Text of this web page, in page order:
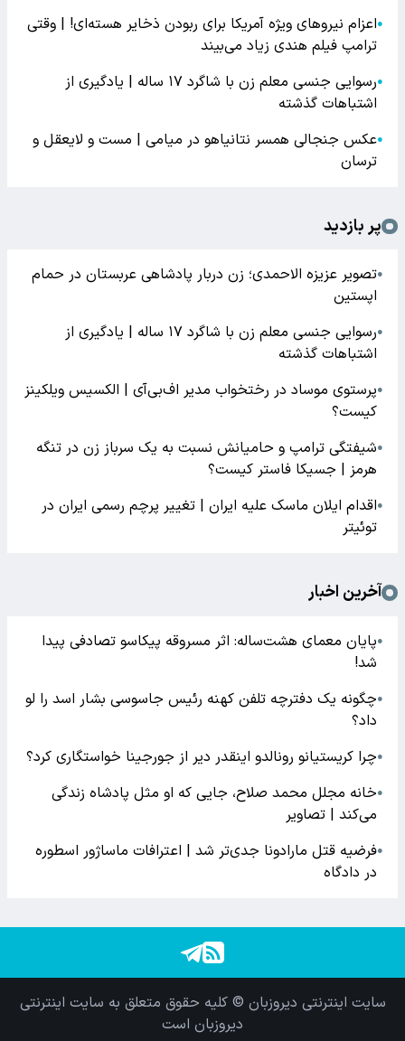
●اعزام نیروهای ویژه آمریکا برای ربودن ذخایر هسته‌ای! | وقتی
ترامپ فیلم هندی زیاد می‌بیند
●
رسوایی جنسی معلم زن با شاگرد ۱۷ ساله | یادگیری از
اشتباهات گذشته
●عکس جنجالی همسر نتانیاهو در میامی | مست و لایعقل و
ترسان
پر بازدید
●تصویر عزیزه الاحمدی؛ زن دربار پادشاهی عربستان در حمام
اپستین
●
رسوایی جنسی معلم زن با شاگرد ۱۷ ساله | یادگیری از
اشتباهات گذشته
●پرستوی موساد در رختخواب مدیر اف‌بی‌آی | الکسیس ویلکینز
کیست؟
●شیفتگی ترامپ و حامیانش نسبت به یک سرباز زن در تنگه
هرمز | جسیکا فاستر کیست؟
●اقدام ایلان ماسک علیه ایران | تغییر پرچم رسمی ایران در
توئیتر
آخرین اخبار
●پایان معمای هشت‌ساله: اثر مسروقه پیکاسو تصادفی پیدا
شد!
●چگونه یک دفترچه تلفن کهنه رئیس جاسوسی بشار اسد را لو
داد؟
●چرا کریستیانو رونالدو اینقدر دیر از جورجینا خواستگاری کرد؟
●خانه مجلل محمد صلاح، جایی که او مثل پادشاه زندگی
می‌کند | تصاویر
●فرضیه قتل مارادونا جدی‌تر شد | اعترافات ماساژور اسطوره
در دادگاه
سایت اینترنتی دیروزبان © کلیه حقوق متعلق به سایت اینترنتی
دیروزبان است